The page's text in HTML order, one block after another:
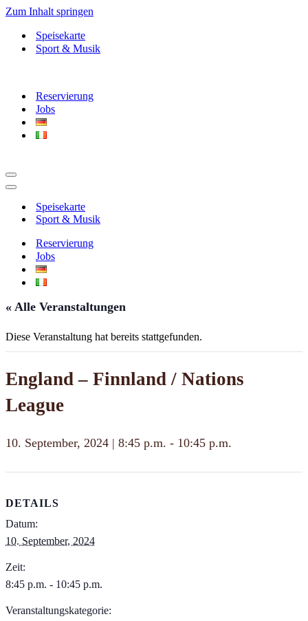
Zum Inhalt springen
Speisekarte
Sport & Musik
Reservierung
Jobs
Navigationsmenü
Navigationsmenü
Speisekarte
Sport & Musik
Reservierung
Jobs
« Alle Veranstaltungen
Diese Veranstaltung hat bereits stattgefunden.
England – Finnland / Nations
League
10. September, 2024 | 8:45 p.m. - 10:45 p.m.
DETAILS
Datum:
10. September, 2024
Zeit:
8:45 p.m. - 10:45 p.m.
Veranstaltungskategorie: